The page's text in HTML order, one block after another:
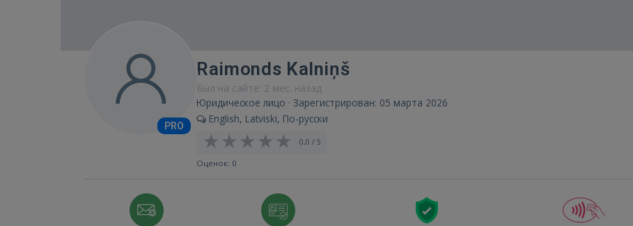
PRO
Raimonds Kalniņš
Был на сайте: 2 мес. назад
Юридическое лицо · Зарегистрирован: 05 марта 2026
English, Latviski, По-русски
0,0 / 5
Оценок: 0